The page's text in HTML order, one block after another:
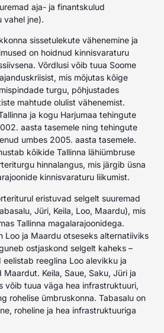
aja- ja finantskulud
vahel jne).
sissetulekute vähenemine ja
on hoidnud kinnisvaraturu
Võrdlusi võib tuua Soome
mis mõjutas kõige
turgu, põhjustades
mahtude olulist vähenemist.
ja kogu Harjumaa tehingute
aasta tasemele ning tehingute
umbes 2005. aasta tasemele.
kõikide Tallinna lähiümbruse
hinnalangus, mis järgib üsna
kinnisvaraturu liikumist.
eristuvad selgelt suuremad
Jüri, Keila, Loo, Maardu), mis
Tallinna magalarajoonidega.
Loo ja Maardu otseseks alternatiiviks
ostjaskond selgelt kaheks –
reeglina Loo alevikku ja
Keila, Saue, Saku, Jüri ja
võib tuua väga hea infrastruktuuri,
rohelise ümbruskonna. Tabasalu on
roheline ja hea infrastruktuuriga